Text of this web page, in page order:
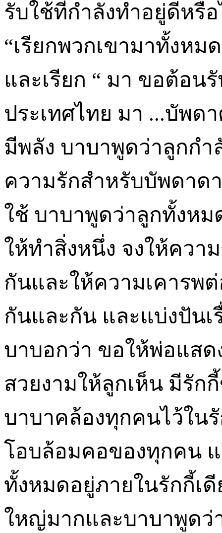
รับใช้ที่กำลังทำอยู่ดีหรื
“เรียกพวกเขามาทั้งห
และเรียก “ มา ขอต้อน
ประเทศไทย มา ...บัพ
มีพลัง บาบาพูดว่าลูกก
ความรักสำหรับบัพดาด
ใช้ บาบาพูดว่าลูกทั้งห
ให้ทำสิ่งหนึ่ง จงให้ควา
กันและให้ความเคารพ
กันและกัน และแบ่งปัน
บาบอกว่า ขอให้พ่อแสด
สวยงามให้ลูกเห็น มีรั
บาบาคล้องทุกคนไว้ใน
โอบล้อมคอของทุกคน
ทั้งหมดอยู่ภายในรักกี้เ
ใหญ่มากและบาบาพูดว่